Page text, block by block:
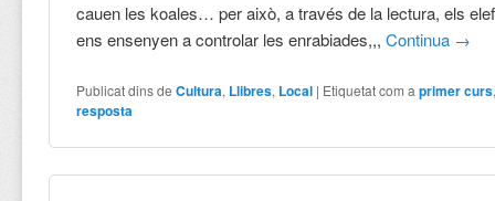
cauen les koales… per això, a través de la lectura, els
ens ensenyen a controlar les enrabiades,,,Continua →
Publicat dins de Cultura, Llibres, Local | Etiquetat com a primer curs
resposta